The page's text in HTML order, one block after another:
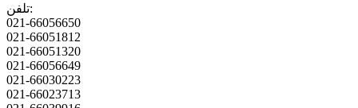
تلفن:
021-66056650
021-66051812
021-66051320
021-66056649
021-66030223
021-66023713